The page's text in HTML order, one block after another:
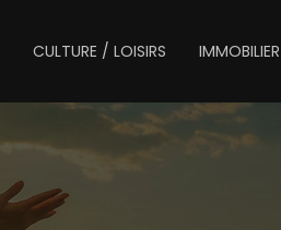
CULTURE / LOISIRS IMMOBILIER